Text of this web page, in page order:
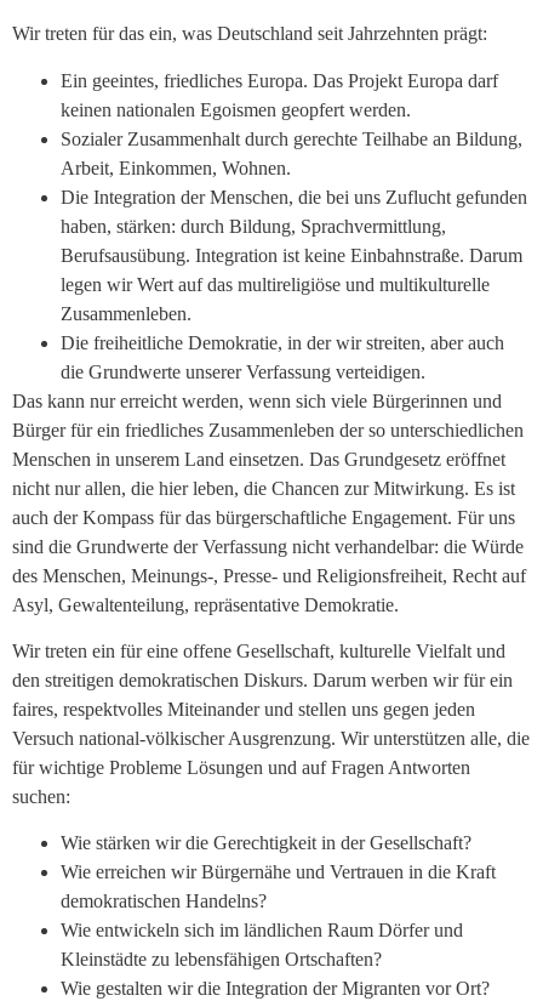
Wir treten für das ein, was Deutschland seit Jahrzehnten prägt:
Ein geeintes, friedliches Europa. Das Projekt Europa darf
keinen nationalen Egoismen geopfert werden.
Sozialer Zusammenhalt durch gerechte Teilhabe an Bildung,
Arbeit, Einkommen, Wohnen.
Die Integration der Menschen, die bei uns Zuflucht gefunden
haben, stärken: durch Bildung, Sprachvermittlung,
Berufsausübung. Integration ist keine Einbahnstraße. Darum
legen wir Wert auf das multireligiöse und multikulturelle
Zusammenleben.
Die freiheitliche Demokratie, in der wir streiten, aber auch
die Grundwerte unserer Verfassung verteidigen.
Das kann nur erreicht werden, wenn sich viele Bürgerinnen und
Bürger für ein friedliches Zusammenleben der so unterschiedlichen
Menschen in unserem Land einsetzen. Das Grundgesetz eröffnet
nicht nur allen, die hier leben, die Chancen zur Mitwirkung. Es ist
auch der Kompass für das bürgerschaftliche Engagement. Für uns
sind die Grundwerte der Verfassung nicht verhandelbar: die Würde
des Menschen, Meinungs-, Presse- und Religionsfreiheit, Recht auf
Asyl, Gewaltenteilung, repräsentative Demokratie.
Wir treten ein für eine offene Gesellschaft, kulturelle Vielfalt und
den streitigen demokratischen Diskurs. Darum werben wir für ein
faires, respektvolles Miteinander und stellen uns gegen jeden
Versuch national-völkischer Ausgrenzung. Wir unterstützen alle, die
für wichtige Probleme Lösungen und auf Fragen Antworten
suchen:
Wie stärken wir die Gerechtigkeit in der Gesellschaft?
Wie erreichen wir Bürgernähe und Vertrauen in die Kraft
demokratischen Handelns?
Wie entwickeln sich im ländlichen Raum Dörfer und
Kleinstädte zu lebensfähigen Ortschaften?
Wie gestalten wir die Integration der Migranten vor Ort?